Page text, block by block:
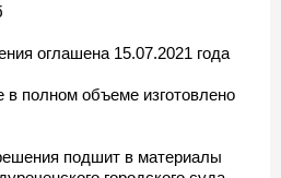
оглашена 15.07.2021 года
полном объеме изготовлено
подшит в материалы